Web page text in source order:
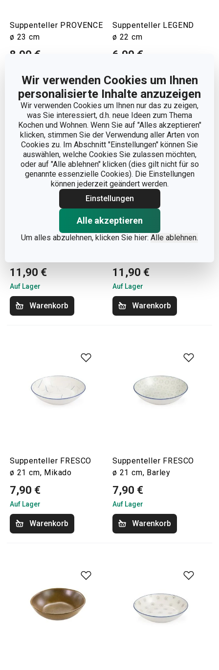
Wir verwenden Cookies um Ihnen
personalisierte Inhalte anzuzeigen
Wir verwenden Cookies um Ihnen nur das zu zeigen,
was Sie interessiert, d.h. neue Ideen zum Thema
Kochen und Wohnen. Wenn Sie auf "Alles akzeptieren"
klicken, stimmen Sie der Verwendung aller Arten von
Cookies zu. Im Abschnitt "Einstellungen" können Sie
auswählen, welche Cookies Sie zulassen möchten,
oder auf "Alle ablehnen" klicken (dies gilt nicht für so
genannte essenzielle Cookies). Die Einstellungen
können jederzeit geändert werden.
Einstellungen
Alle akzeptieren
Um alles abzulehnen, klicken Sie hier: Alle ablehnen.
Suppenteller PROVENCE
ø 23 cm
8,90 €
Warenkorb
Suppenteller LEGEND
ø 22 cm
6,90 €
Suppenteller GUSTITO,
11,90 €
Auf Lager
Warenkorb
Suppenteller CREMA
11,90 €
Auf Lager
Warenkorb
Suppenteller FRESCO
ø 21 cm, Mikado
7,90 €
Auf Lager
Warenkorb
Suppenteller FRESCO
ø 21 cm, Barley
7,90 €
Auf Lager
Warenkorb